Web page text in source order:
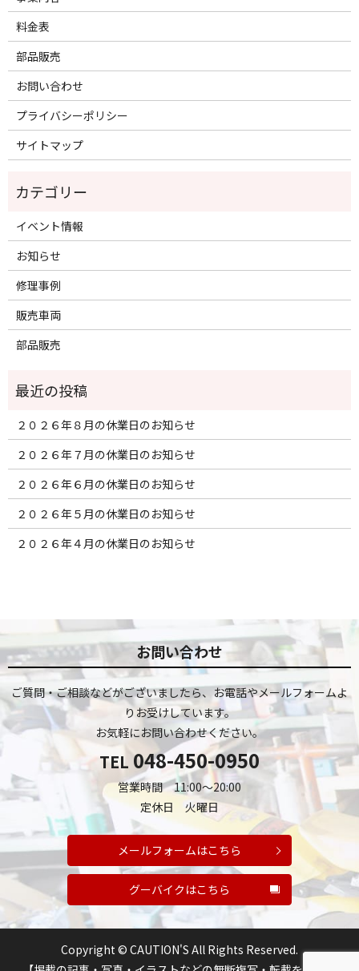
料金表
部品販売
お問い合わせ
プライバシーポリシー
サイトマップ
イベント情報
お知らせ
修理事例
販売車両
部品販売
２０２６年８月の休業日のお知らせ
２０２６年７月の休業日のお知らせ
２０２６年６月の休業日のお知らせ
２０２６年５月の休業日のお知らせ
２０２６年４月の休業日のお知らせ
お問い合わせ
ご質問・ご相談などがございましたら、お電話やメールフォームよ
りお受けしています。
お気軽にお問い合わせください。
TEL 048-450-0950
営業時間 11:00～20:00
定休日 火曜日
メールフォームはこちら
グーバイクはこちら
Copyright © CAUTION'S All Rights Reserved.